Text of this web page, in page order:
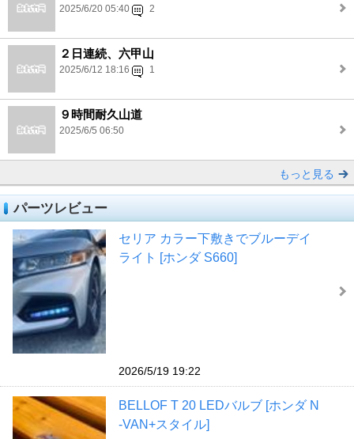
2025/6/20 05:40 2
２日連続、六甲山
2025/6/12 18:16 1
９時間耐久山道
2025/6/5 06:50
もっと見る
パーツレビュー
セリア カラー下敷きでブルーデイ
ライト [ホンダ S660]
2026/5/19 19:22
BELLOF T 20 LEDバルブ [ホンダ N
-VAN+スタイル]